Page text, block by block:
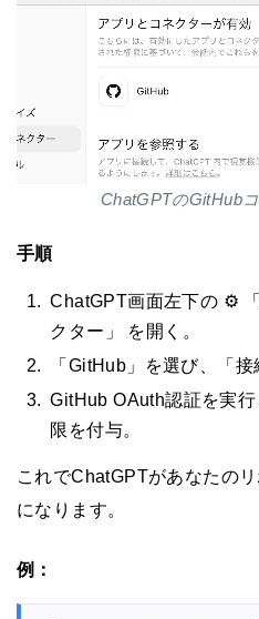
ChatGPTのGitHub
手順
ChatGPT画面左下の ⚙️
クター」 を開く。
「GitHub」を選び、「接
GitHub OAuth認証を実
限を付与。
これでChatGPTがあなたの
になります。
例：